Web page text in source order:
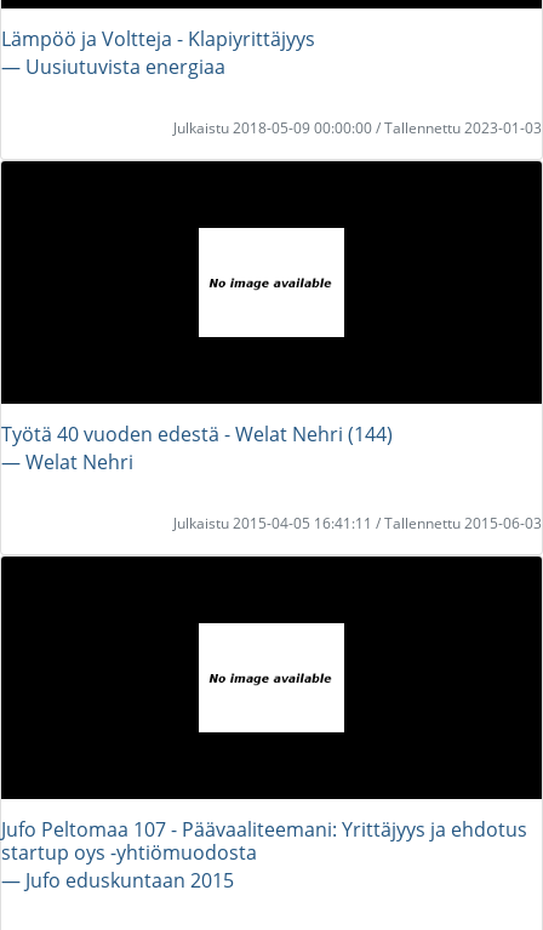
Lämpöö ja Voltteja - Klapiyrittäjyys
― Uusiutuvista energiaa
Julkaistu 2018-05-09 00:00:00 / Tallennettu 2023-01-03
Työtä 40 vuoden edestä - Welat Nehri (144)
― Welat Nehri
Julkaistu 2015-04-05 16:41:11 / Tallennettu 2015-06-03
Jufo Peltomaa 107 - Päävaaliteemani: Yrittäjyys ja ehdotus
startup oys -yhtiömuodosta
― Jufo eduskuntaan 2015